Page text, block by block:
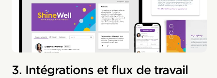
3. Intégrations et flux de travail